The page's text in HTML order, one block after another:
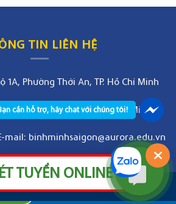
TUYỂN ONLINE
TIN LIÊN HỆ
1A, Phường Thới An, TP. Hồ Chí Minh
Phường Bảy Hiền, TP. Hồ Chí Minh
mail: binhminhsaigon@aurora.edu.vn
Saigon College. All rights reserved.
cần hỗ trợ, hãy chat với chúng tôi!